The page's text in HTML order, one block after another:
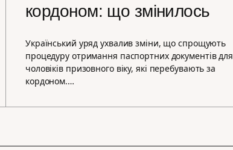
кордоном: що змінилось
Український уряд ухвалив зміни, що спрощують
процедуру отримання паспортних документів для
чоловіків призовного віку, які перебувають за
кордоном.…